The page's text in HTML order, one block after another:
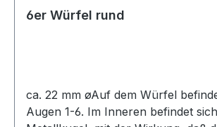
6er Würfel rund
ca. 22 mm øAuf dem Würfel
Augen 1-6. Im Inneren befindet